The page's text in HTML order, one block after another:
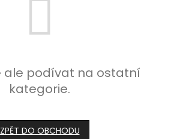
ale podívat na ostatní
kategorie.
ZPĚT DO OBCHODU